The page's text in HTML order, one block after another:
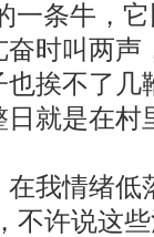
一条牛，
时叫两声
挨不了几
就是在村
我情绪低
不许说这